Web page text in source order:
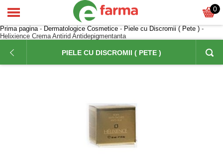
0
Prima pagina- Dermatologice Cosmetice - Piele cu Discromii ( Pete ) -
Helixience Crema Antirid Antidepigmentanta
PIELE CU DISCROMII ( PETE )